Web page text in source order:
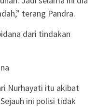
terang Pandra.
dari tindakan
Nurhayati itu akibat
ini polisi tidak